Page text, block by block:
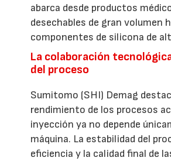
abarca desde productos
desechables de gran volumen
componentes de silicona de
La colaboración
del proceso
Sumitomo (SHI) Demag
rendimiento de los procesos
inyección ya no depende
máquina. La estabilidad del
eficiencia y la calidad final de